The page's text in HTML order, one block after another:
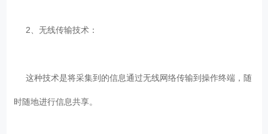
2、无线传输技术：
这种技术是将采集到的信息通过无线网络传输到操作终端，随
时随地进行信息共享。